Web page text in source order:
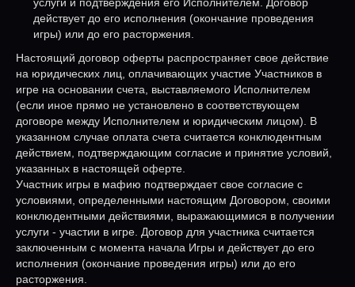
действует до его исполнения (окончание проведения
игры) или до его расторжения.
Настоящий договор оферты распространяет свое действие
на юридических лиц, оплачивающих участие Участников в
игре на основании счета, выставляемого Исполнителем
(если иное прямо не установлено в соответствующем
договоре между Исполнителем и юридическим лицом). В
указанном случае оплата счета считается конклюдентным
действием, подтверждающим согласие и принятие условий,
указанных в настоящей оферте.
Участник игры в мафию подтверждает свое согласие с
условиями, определенными настоящим Договором, своими
конклюдентными действиями, выражающимися в получении
услуги - участии в игре. Договор для участника считается
заключенным с момента начала Игры и действует до его
исполнения (окончание проведения игры) или до его
расторжения.